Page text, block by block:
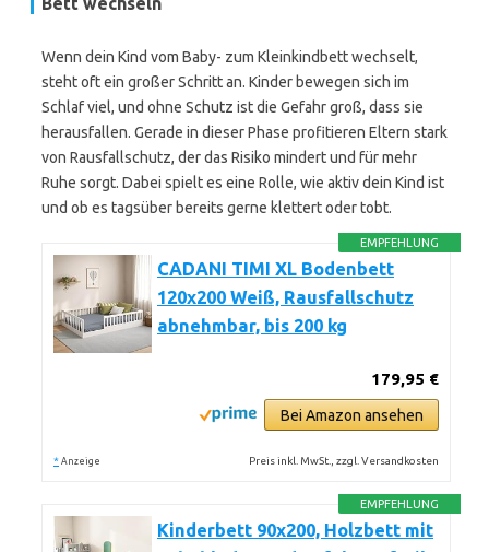
Wenn dein Kind vom Baby- zum Kleinkindbett wechselt,
steht oft ein großer Schritt an. Kinder bewegen sich im
Schlaf viel, und ohne Schutz ist die Gefahr groß, dass sie
herausfallen. Gerade in dieser Phase profitieren Eltern stark
von Rausfallschutz, der das Risiko mindert und für mehr
Ruhe sorgt. Dabei spielt es eine Rolle, wie aktiv dein Kind ist
und ob es tagsüber bereits gerne klettert oder tobt.
EMPFEHLUNG
CADANI TIMI XL Bodenbett
120x200 Weiß, Rausfallschutz
abnehmbar, bis 200 kg
179,95 €
Bei Amazon ansehen
* Anzeige Preis inkl. MwSt., zzgl. Versandkosten
EMPFEHLUNG
Kinderbett 90x200, Holzbett mit